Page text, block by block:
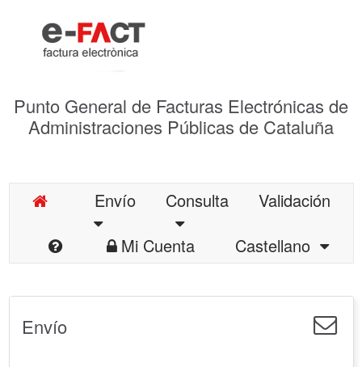
Punto General de Facturas Electrónicas de
Administraciones Públicas de Cataluña
Envío Consulta
Validación
Mi Cuenta
Castellano
Envío